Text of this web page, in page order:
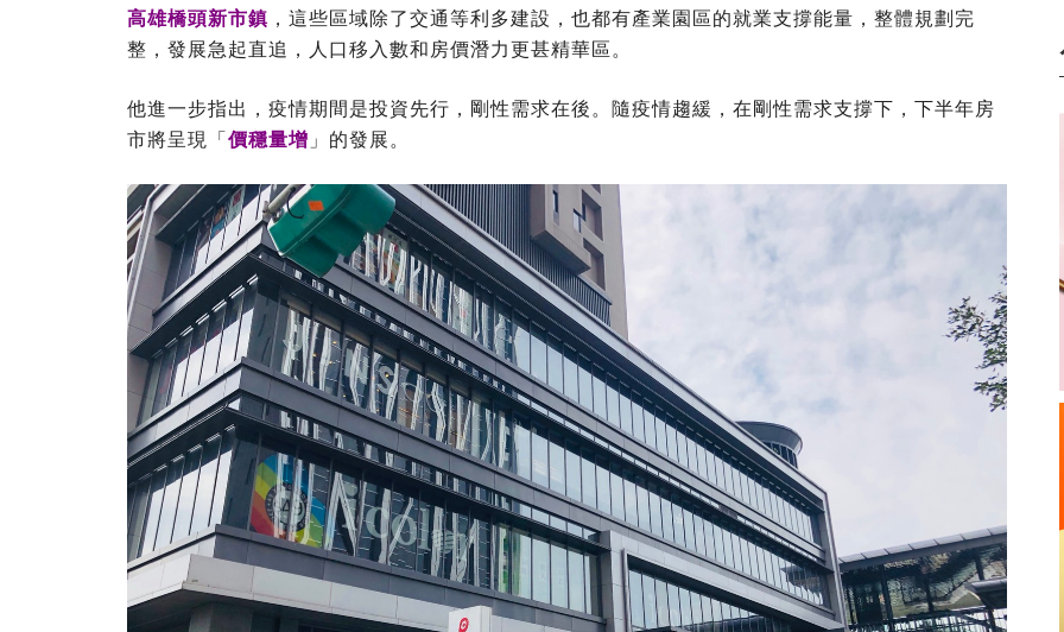
高雄橋頭新市鎮 ，這些區域除了交通等利多建設，也都有產業園區的就業支撐能量，整體規劃完
整，發展急起直追，人口移入數和房價潛力更甚精華區。
他進一步指出，疫情期間是投資先行，剛性需求在後。隨疫情趨緩，在剛性需求支撐下，下半年房
市將呈現「價穩量增 」的發展。